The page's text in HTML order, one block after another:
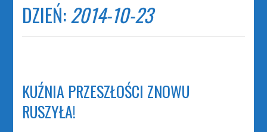
DZIEŃ:2014-10-23
KUŹNIA PRZESZŁOŚCI ZNOWU
RUSZYŁA!